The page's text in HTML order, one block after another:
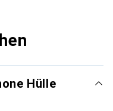
Hülle